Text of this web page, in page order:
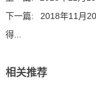
下一篇:
2018年11月
得...
相关推荐